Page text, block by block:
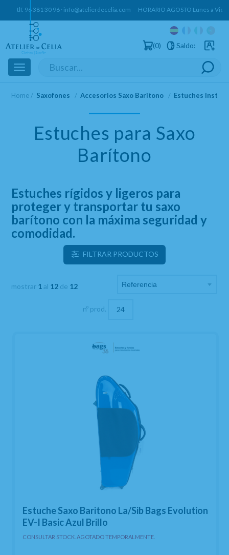
tlf. 96 381 30 96 · info@atelierdecelia.com HORARIO AGOSTO Lunes a
0 Saldo:
Toggle
navigation
Home Saxofones Accesorios Saxo Baritono Estuches
Estuches para Saxo
Barítono
Estuches rígidos y ligeros para
proteger y transportar tu saxo
barítono con la máxima seguridad y
comodidad.
FILTRAR PRODUCTOS
mostrar 1al 12 de 12
nº prod.
Estuche Saxo Baritono La/Sib Bags Evolution
EV-I Basic Azul Brillo
CONSULTAR STOCK. AGOTADO TEMPORALMENTE.